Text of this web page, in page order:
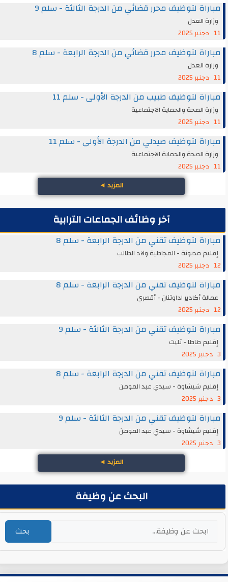
مباراة لتوظيف محرر قضائي من الدرجة الثالثة - سلم 9
وزارة العدل
11 دجنبر 2025
مباراة لتوظيف محرر قضائي من الدرجة الرابعة - سلم 8
وزارة العدل
11 دجنبر 2025
مباراة لتوظيف طبيب من الدرجة الأولى - سلم 11
وزارة الصحة والحماية الاجتماعية
11 دجنبر 2025
مباراة لتوظيف صيدلي من الدرجة الأولى - سلم 11
وزارة الصحة والحماية الاجتماعية
11 دجنبر 2025
المزيد◄
آخر وظائف الجماعات الترابية
مباراة لتوظيف تقني من الدرجة الرابعة - سلم 8
إقليم مديونة - المجاطية ولاد الطالب
12 دجنبر 2025
مباراة لتوظيف تقني من الدرجة الرابعة - سلم 8
عمالة أكادير اداوتنان - أقصري
12 دجنبر 2025
مباراة لتوظيف تقني من الدرجة الثالثة - سلم 9
إقليم طاطا - تليت
مباراة لتوظيف تقني من الدرجة الرابعة - سلم 8
إقليم شيشاوة - سيدي عبد المومن
مباراة لتوظيف تقني من الدرجة الثالثة - سلم 9
إقليم شيشاوة - سيدي عبد المومن
المزيد◄
البحث عن وظيفة
بحث